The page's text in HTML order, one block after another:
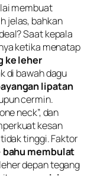
membuat
jelas, bahkan
Saat kepala
ketika menatap
ke leher
di bawah dagu
lipatan
cermin.
neck”, dan
kesan
tinggi. Faktor
bahu membulat
depan tegang